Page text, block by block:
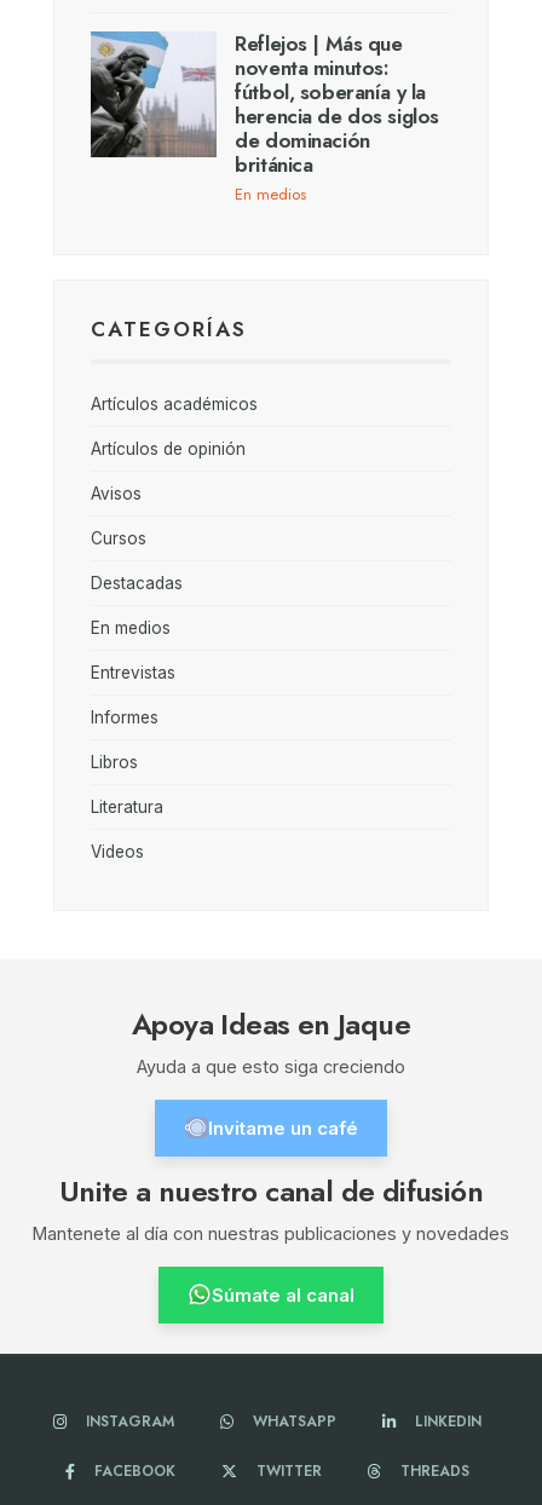
Reflejos | Más que
noventa minutos:
fútbol, soberanía y la
herencia de dos siglos
de dominación
británica
En medios
CATEGORÍAS
Artículos académicos
Artículos de opinión
Avisos
Cursos
Destacadas
En medios
Entrevistas
Informes
Libros
Literatura
Videos
Apoya Ideas en Jaque
Ayuda a que esto siga creciendo
Invitame un café
Unite a nuestro canal de difusión
Mantenete al día con nuestras publicaciones y novedades
Súmate al canal
INSTAGRAM WHATSAPP LINKEDIN
FACEBOOK TWITTER THREADS